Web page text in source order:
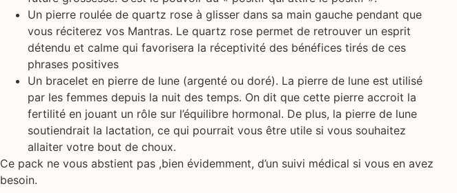
Un pierre roulée de quartz rose à glisser dans sa main gauche pendant que
vous réciterez vos Mantras. Le quartz rose permet de retrouver un esprit
détendu et calme qui favorisera la réceptivité des bénéfices tirés de ces
phrases positives
Un bracelet en pierre de lune (argenté ou doré). La pierre de lune est utilisé
par les femmes depuis la nuit des temps. On dit que cette pierre accroit la
fertilité en jouant un rôle sur l’équilibre hormonal. De plus, la pierre de lune
soutiendrait la lactation, ce qui pourrait vous être utile si vous souhaitez
allaiter votre bout de choux.
Ce pack ne vous abstient pas ,bien évidemment, d’un suivi médical si vous en avez
besoin.